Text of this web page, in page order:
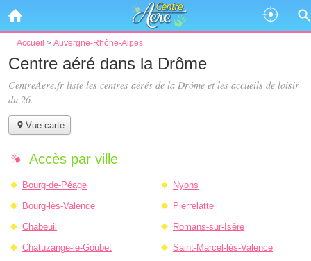
Accueil > Auvergne-Rhône-Alpes
Centre aéré dans la Drôme
CentreAere.fr liste les centres aérés de la Drôme et les accueils de loisir
du 26.
Vue carte
Accès par ville
Bourg-de-Péage
Bourg-lès-Valence
Chabeuil
Chatuzange-le-Goubet
Nyons
Pierrelatte
Romans-sur-Isère
Saint-Marcel-lès-Valence